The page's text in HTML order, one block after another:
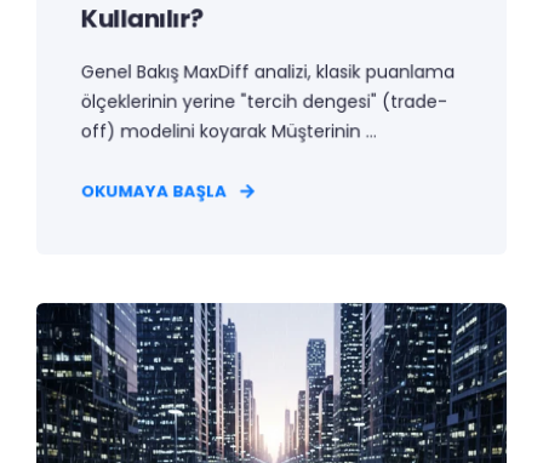
Kullanılır?
Genel Bakış MaxDiff analizi, klasik puanlama
ölçeklerinin yerine "tercih dengesi" (trade-
off) modelini koyarak Müşterinin ...
OKUMAYA BAŞLA